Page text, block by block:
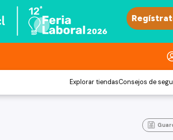
Explorar tiendasConsejos de